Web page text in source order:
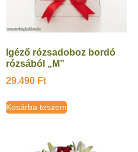
Igéző rózsadoboz bordó
rózsából „M”
29.490 Ft
Kosárba teszem